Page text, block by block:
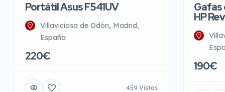
Portátil Asus F541UV
Villaviciosa de Odón, Madrid,
España
220€
459 Vistas
Gafas
HP
190€